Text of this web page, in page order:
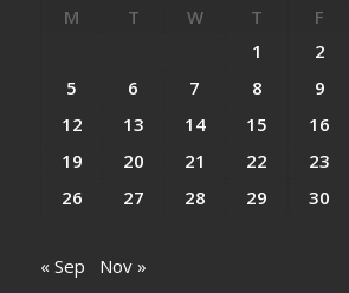
M T W T F
1
2
5
6 7 8 9
12
13 14 15 16
19
20 21 22 23
26
27 28 29 30
« Sep Nov »